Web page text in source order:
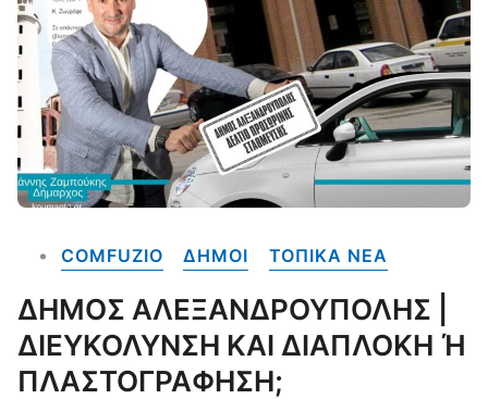
COMFUZIO ΔΗΜΟΙ ΤΟΠΙΚΑ NEA
ΔΗΜΟΣ ΑΛΕΞΑΝΔΡΟΥΠΟΛΗΣ |
ΔΙΕΥΚΟΛΥΝΣΗ ΚΑΙ ΔΙΑΠΛΟΚΗ Ή
ΠΛΑΣΤΟΓΡΑΦΗΣΗ;